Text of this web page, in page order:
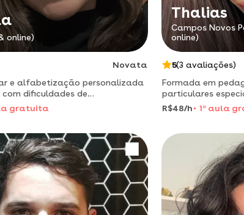
online)
Novata
e alfabetização personalizada
dificuldades de
e atenção
gratuita
Thalias
Campos Novos
online)
5(3 avaliações)
Formada em
particulares
R$48/h 1 aaula